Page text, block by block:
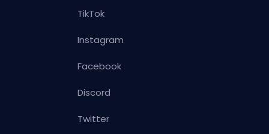
TikTok
Instagram
Facebook
Discord
Twitter